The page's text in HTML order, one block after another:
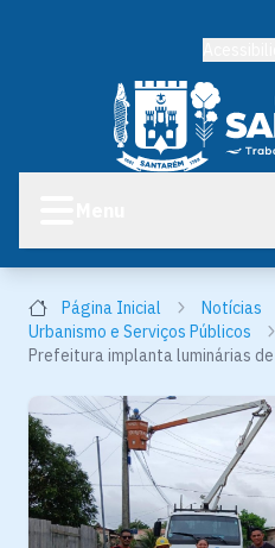
Página Inicial
Notícias
Urbanismo e Serviços Públicos
Prefeitura implanta luminárias